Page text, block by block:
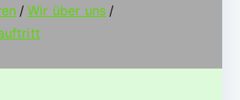
Wir über uns